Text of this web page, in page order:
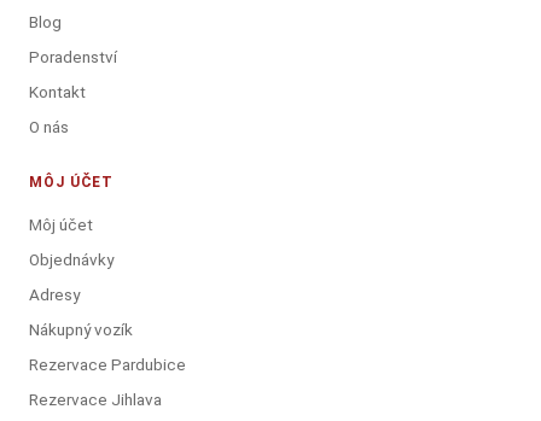
Blog
Poradenství
Kontakt
O nás
MÔJ ÚČET
Môj účet
Objednávky
Adresy
Nákupný vozík
Rezervace Pardubice
Rezervace Jihlava